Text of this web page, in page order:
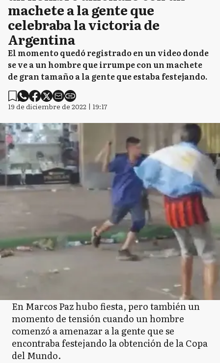
machete a la gente que
celebraba la victoria de
Argentina
El momento quedó registrado en un video donde
se ve a un hombre que irrumpe con un machete
de gran tamaño a la gente que estaba festejando.
19 de diciembre de 2022 | 19:17
En Marcos Paz hubo fiesta, pero también un
momento de tensión cuando un hombre
comenzó a amenazar a la gente que se
encontraba festejando la obtención de la Copa
del Mundo.